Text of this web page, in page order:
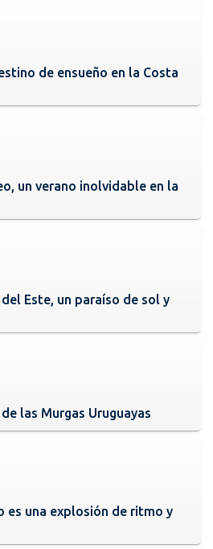
de ensueño en la Costa
un verano inolvidable en la
Este, un paraíso de sol y
las Murgas Uruguayas
es una explosión de ritmo y